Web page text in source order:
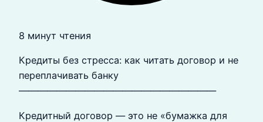
8 минут чтения
Кредиты без стресса: как читать договор и не
переплачивать банку
—————————————————————
Кредитный договор — это не «бумажка для